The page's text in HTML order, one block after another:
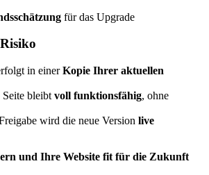
für das Upgrade
in einerKopie Ihrer aktuellen
Seite bleibt voll funktionsfähig, ohne
wird die neue Version live
und Ihre Website fit für die Zukunft